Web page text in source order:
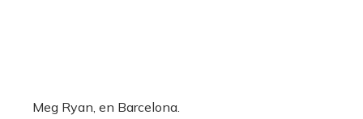
Meg Ryan, en Barcelona.